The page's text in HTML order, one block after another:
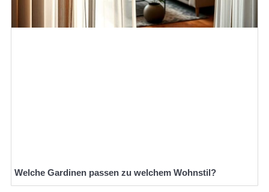
Welche Gardinen passen zu welchem Wohnstil?